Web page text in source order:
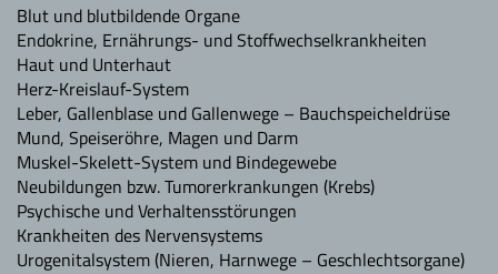
Blut und blutbildende Organe
Endokrine, Ernährungs- und Stoffwechselkrankheiten
Haut und Unterhaut
Herz-Kreislauf-System
Leber, Gallenblase und Gallenwege – Bauchspeicheldrüse
Mund, Speiseröhre, Magen und Darm
Muskel-Skelett-System und Bindegewebe
Neubildungen bzw. Tumorerkrankungen (Krebs)
Psychische und Verhaltensstörungen
Krankheiten des Nervensystems
Urogenitalsystem (Nieren, Harnwege – Geschlechtsorgane)